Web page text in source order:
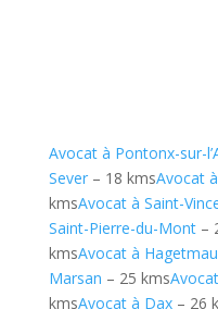
Avocat à Pontonx-sur-
Sever– 18 kmsAvocat
kmsAvocat à Saint-
Saint-Pierre-du-Mont–
kmsAvocat à Hagetmau
Marsan – 25 kms
kmsAvocat à Dax– 26